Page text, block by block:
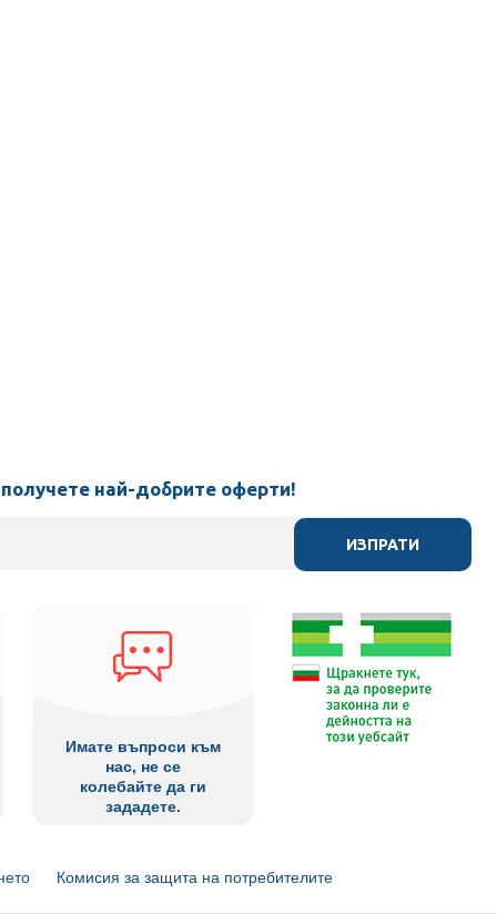
най-добрите оферти!
ИЗПРАТИ
Имате въпроси към
нас, не се
колебайте да ги
зададете.
Комисия за защита на потребителите